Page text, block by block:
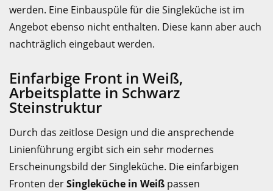
werden. Eine Einbauspüle für die Singleküche ist im
Angebot ebenso nicht enthalten. Diese kann aber auch
nachträglich eingebaut werden.
Einfarbige Front in Weiß,
Arbeitsplatte in Schwarz
Steinstruktur
Durch das zeitlose Design und die ansprechende
Linienführung ergibt sich ein sehr modernes
Erscheinungsbild der Singleküche. Die einfarbigen
Fronten derSingleküche in Weiß passen